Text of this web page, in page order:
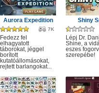
Aurora Expedition
7K
Fedezz fel
elhagyatott
táborokat, jéggel
borított
kutatóállomásokat,
rejtett barlangokat...
Shiny
Lépj Dr.
Shine, a
eszes
szerepébe!